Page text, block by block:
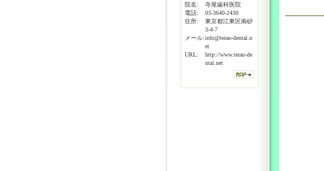
院名:
寺尾歯科医院
電話:
03-3640-2430
住所:
東京都江東区南砂
3-4-7
メール:info@terao-dental.n
et
URL:
http://www.terao-de
ntal.net